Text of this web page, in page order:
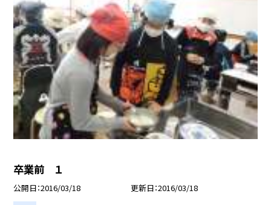
卒業前 １
公開日 2016/03/18 更新日 2016/03/18